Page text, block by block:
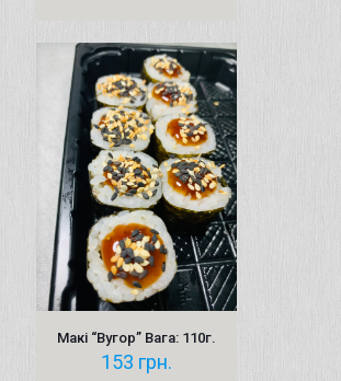
Макі “Вугор” Вага: 110г.
153 грн.